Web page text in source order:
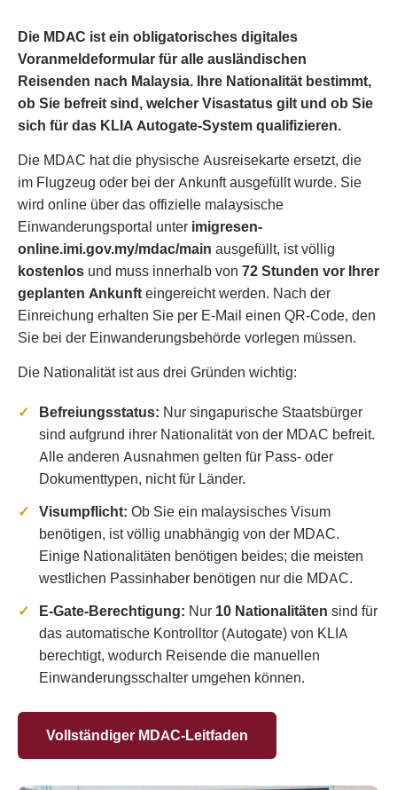
Die MDAC ist ein obligatorisches digitales
Voranmeldeformular für alle ausländischen
Reisenden nach Malaysia. Ihre Nationalität bestimmt,
ob Sie befreit sind, welcher Visastatus gilt und ob Sie
sich für das KLIA Autogate-System qualifizieren.
Die MDAC hat die physische Ausreisekarte ersetzt, die
im Flugzeug oder bei der Ankunft ausgefüllt wurde. Sie
wird online über das offizielle malaysische
Einwanderungsportal unter imigresen-
online.imi.gov.my/mdac/main ausgefüllt, ist völlig
kostenlos und muss innerhalb von 72 Stunden vor Ihrer
geplanten Ankunfteingereicht werden. Nach der
Einreichung erhalten Sie per E-Mail einen QR-Code, den
Sie bei der Einwanderungsbehörde vorlegen müssen.
Die Nationalität ist aus drei Gründen wichtig:
Befreiungsstatus: Nur singapurische Staatsbürger
sind aufgrund ihrer Nationalität von der MDAC befreit.
Alle anderen Ausnahmen gelten für Pass- oder
Dokumenttypen, nicht für Länder.
Visumpflicht: Ob Sie ein malaysisches Visum
benötigen, ist völlig unabhängig von der MDAC.
Einige Nationalitäten benötigen beides; die meisten
westlichen Passinhaber benötigen nur die MDAC.
E-Gate-Berechtigung: Nur 10 Nationalitäten sind für
das automatische Kontrolltor (Autogate) von KLIA
berechtigt, wodurch Reisende die manuellen
Einwanderungsschalter umgehen können.
Vollständiger MDAC-Leitfaden